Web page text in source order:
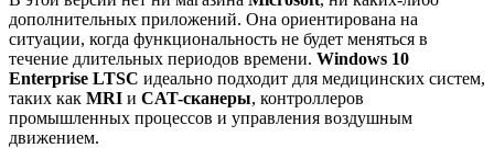
дополнительных приложений. Она ориентирована на
ситуации, когда функциональность не будет меняться в
течение длительных периодов времени. Windows 10
Enterprise LTSC идеально подходит для медицинских систем,
таких как MRI и CAT-сканеры, контроллеров
промышленных процессов и управления воздушным
движением.